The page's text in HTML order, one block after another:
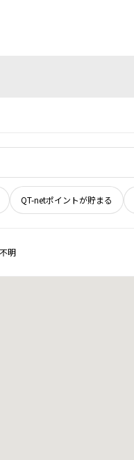
QT-netポイントが貯まる
不明